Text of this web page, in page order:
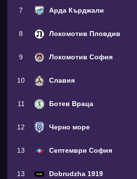
7 Арда Кърджали
8 Локомотив Пловдив
9 Локомотив София
10 Славия
11 Ботев Враца
12 Черно море
13 Септември София
13 Dobrudzha 1919